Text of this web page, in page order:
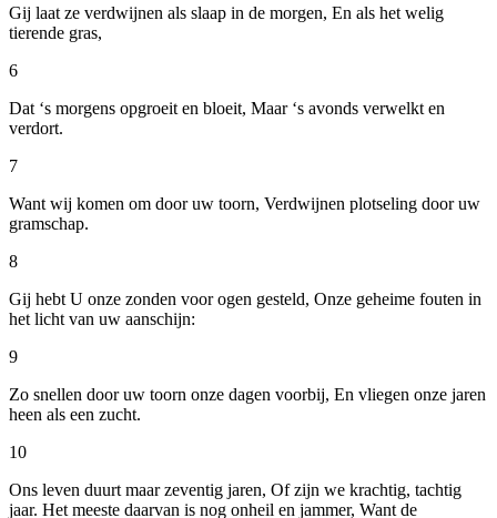
Gij laat ze verdwijnen als slaap in de morgen, En als het welig
tierende gras,
6
Dat ‘s morgens opgroeit en bloeit, Maar ‘s avonds verwelkt en
verdort.
7
Want wij komen om door uw toorn, Verdwijnen plotseling door uw
gramschap.
8
Gij hebt U onze zonden voor ogen gesteld, Onze geheime fouten in
het licht van uw aanschijn:
9
Zo snellen door uw toorn onze dagen voorbij, En vliegen onze jaren
heen als een zucht.
10
Ons leven duurt maar zeventig jaren, Of zijn we krachtig, tachtig
jaar. Het meeste daarvan is nog onheil en jammer, Want de